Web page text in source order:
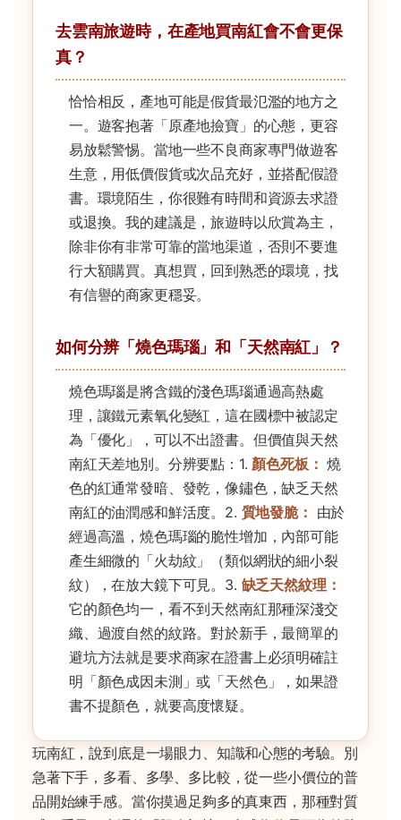
去雲南旅遊時，在產地買南紅會不會更保
真？
恰恰相反，產地可能是假貨最氾濫的地方之
一。遊客抱著「原產地撿寶」的心態，更容
易放鬆警惕。當地一些不良商家專門做遊客
生意，用低價假貨或次品充好，並搭配假證
書。環境陌生，你很難有時間和資源去求證
或退換。我的建議是，旅遊時以欣賞為主，
除非你有非常可靠的當地渠道，否則不要進
行大額購買。真想買，回到熟悉的環境，找
有信譽的商家更穩妥。
如何分辨「燒色瑪瑙」和「天然南紅」？
燒色瑪瑙是將含鐵的淺色瑪瑙通過高熱處
理，讓鐵元素氧化變紅，這在國標中被認定
為「優化」，可以不出證書。但價值與天然
南紅天差地別。分辨要點：1. 顏色死板： 燒
色的紅通常發暗、發乾，像鏽色，缺乏天然
南紅的油潤感和鮮活度。2. 質地發脆： 由於
經過高溫，燒色瑪瑙的脆性增加，內部可能
產生細微的「火劫紋」（類似網狀的細小裂
紋），在放大鏡下可見。3. 缺乏天然紋理：
它的顏色均一，看不到天然南紅那種深淺交
織、過渡自然的紋路。對於新手，最簡單的
避坑方法就是要求商家在證書上必須明確註
明「顏色成因未測」或「天然色」，如果證
書不提顏色，就要高度懷疑。
玩南紅，說到底是一場眼力、知識和心態的考驗。別
急著下手，多看、多學、多比較，從一些小價位的普
品開始練手感。當你摸過足夠多的真東西，那種對質